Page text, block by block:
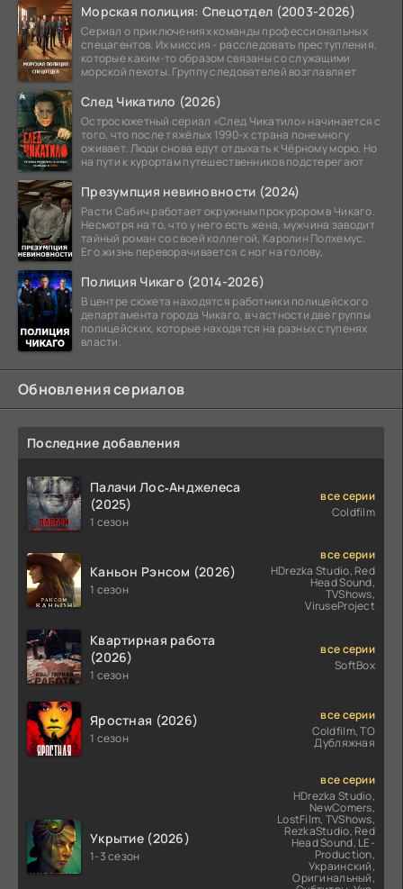
Морская полиция: Спецотдел (2003-2026)
Сериал о приключениях команды профессиональных
спецагентов. Их миссия - расследовать преступления,
которые каким-то образом связаны со служащими
морской пехоты. Группу следователей возглавляет
След Чикатило (2026)
Остросюжетный сериал «След Чикатило» начинается с
того, что после тяжёлых 1990-х страна понемногу
оживает. Люди снова едут отдыхать к Чёрному морю. Но
на пути к курортам путешественников подстерегают
Презумпция невиновности (2024)
Расти Сабич работает окружным прокурором в Чикаго.
Несмотря на то, что у него есть жена, мужчина заводит
тайный роман со своей коллегой, Каролин Полхемус.
Его жизнь переворачивается с ног на голову,
Полиция Чикаго (2014-2026)
В центре сюжета находятся работники полицейского
департамента города Чикаго, в частности две группы
полицейских, которые находятся на разных ступенях
власти.
Обновления сериалов
Последние добавления
Палачи Лос‑Анджелеса
(2025)
1 сезон
все серии
Coldfilm
Каньон Рэнсом (2026)
1 сезон
все серии
HDrezka Studio, Red
Head Sound,
TVShows,
ViruseProject
Квартирная работа
(2026)
1 сезон
все серии
SoftBox
Яростная (2026)
1 сезон
все серии
Coldfilm, ТО
Дубляжная
Укрытие (2026)
1-3 сезон
все серии
HDrezka Studio,
NewComers,
LostFilm, TVShows,
RezkaStudio, Red
Head Sound, LE-
Production,
Украинский,
Оригинальный,